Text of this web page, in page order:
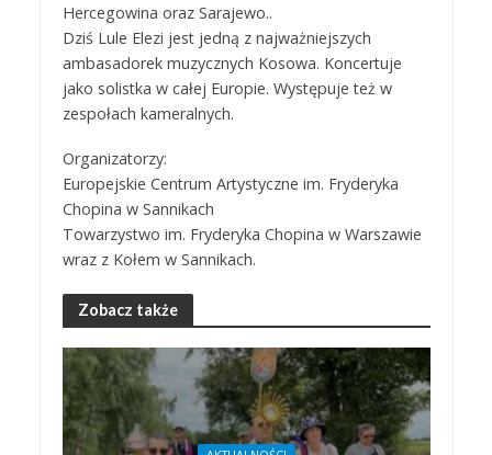
Hercegowina oraz Sarajewo..
Dziś Lule Elezi jest jedną z najważniejszych
ambasadorek muzycznych Kosowa. Koncertuje
jako solistka w całej Europie. Występuje też w
zespołach kameralnych.
Organizatorzy:
Europejskie Centrum Artystyczne im. Fryderyka
Chopina w Sannikach
Towarzystwo im. Fryderyka Chopina w Warszawie
wraz z Kołem w Sannikach.
Zobacz także